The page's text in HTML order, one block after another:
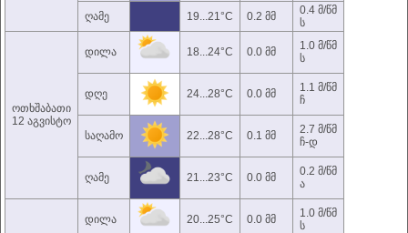
ღამე
19...21°C 0.2 მმ
0.4 მ/წმ
ს
ოთხშაბათი
12 აგვისტო
დილა 18...24°C 0.0 მმ
1.0 მ/წმ
ს
დღე 24...28°C 0.0 მმ
1.1 მ/წმ
ჩ
საღამო 22...28°C 0.1 მმ
2.7 მ/წმ
ჩ-დ
ღამე 21...23°C 0.0 მმ
0.2 მ/წმ
ა
დილა 20...25°C 0.0 მმ
1.0 მ/წმ
ს